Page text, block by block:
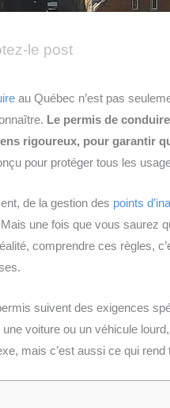
le post
au Québec n’est pas
Le permis de
rigoureux, pour garantir
pour protéger tous les
de la gestion des points
une fois que vous saurez
comprendre ces règles,
suivent des exigences
voiture ou un véhicule
mais c’est aussi ce qui